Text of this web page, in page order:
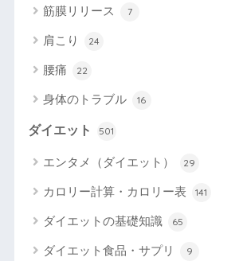
筋膜リリース 7
肩こり 24
腰痛 22
身体のトラブル 16
ダイエット 501
エンタメ（ダイエット） 29
カロリー計算・カロリー表 141
ダイエットの基礎知識 65
ダイエット食品・サプリ 9